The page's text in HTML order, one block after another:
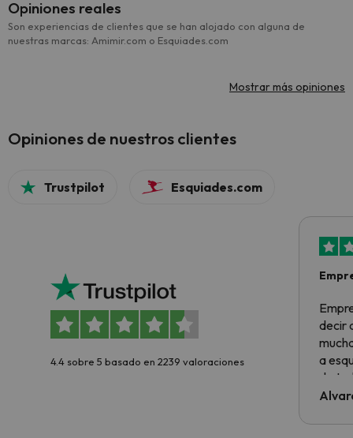
Opiniones reales
Son experiencias de clientes que se han alojado con alguna de
nuestras marcas: Amimir.com o Esquiades.com
Mostrar más opiniones
Opiniones de nuestros clientes
Trustpilot Esquiades.com
4.4 sobre 5 basado en 2239 valoraciones
decir
a
de
al
culpa